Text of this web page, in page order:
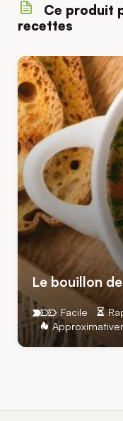
Ce produit
recettes
Le bouillon
Facile